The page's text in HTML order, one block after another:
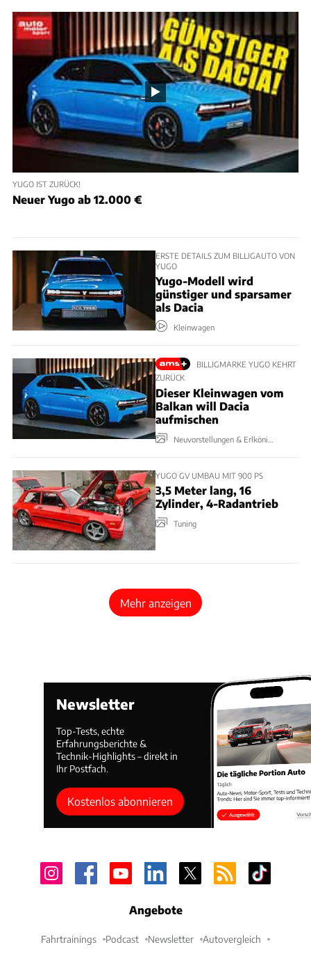
YUGO IST ZURÜCK!
Neuer Yugo ab 12.000 €
ERSTE DETAILS ZUM BILLIGAUTO VON
YUGO
Yugo-Modell wird
günstiger und sparsamer
als Dacia
Kleinwagen
BILLIGMARKE YUGO KEHRT
ZURÜCK
Dieser Kleinwagen vom
Balkan will Dacia
aufmischen
Neuvorstellungen & Erlkönige
YUGO GV UMBAU MIT 900 PS
3,5 Meter lang, 16
Zylinder, 4-Radantrieb
Tuning
Mehr anzeigen
Newsletter
Top-Tests, echte
Erfahrungsberichte &
Technik-Highlights – direkt in
Ihr Postfach.
Kostenlos abonnieren
Angebote
Fahrtrainings Podcast Newsletter Autovergleich